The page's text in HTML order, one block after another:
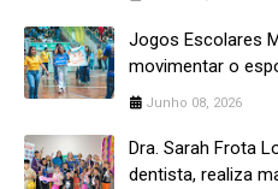
Jogos Escolares
movimentar o
Junho 08, 2026
Dra. Sarah Frota
dentista, realiza